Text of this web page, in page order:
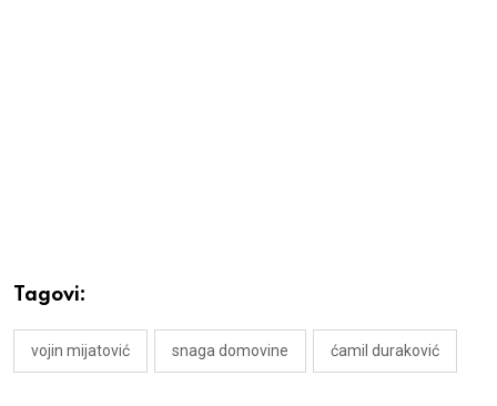
Tagovi:
vojin mijatović snaga domovine ćamil duraković